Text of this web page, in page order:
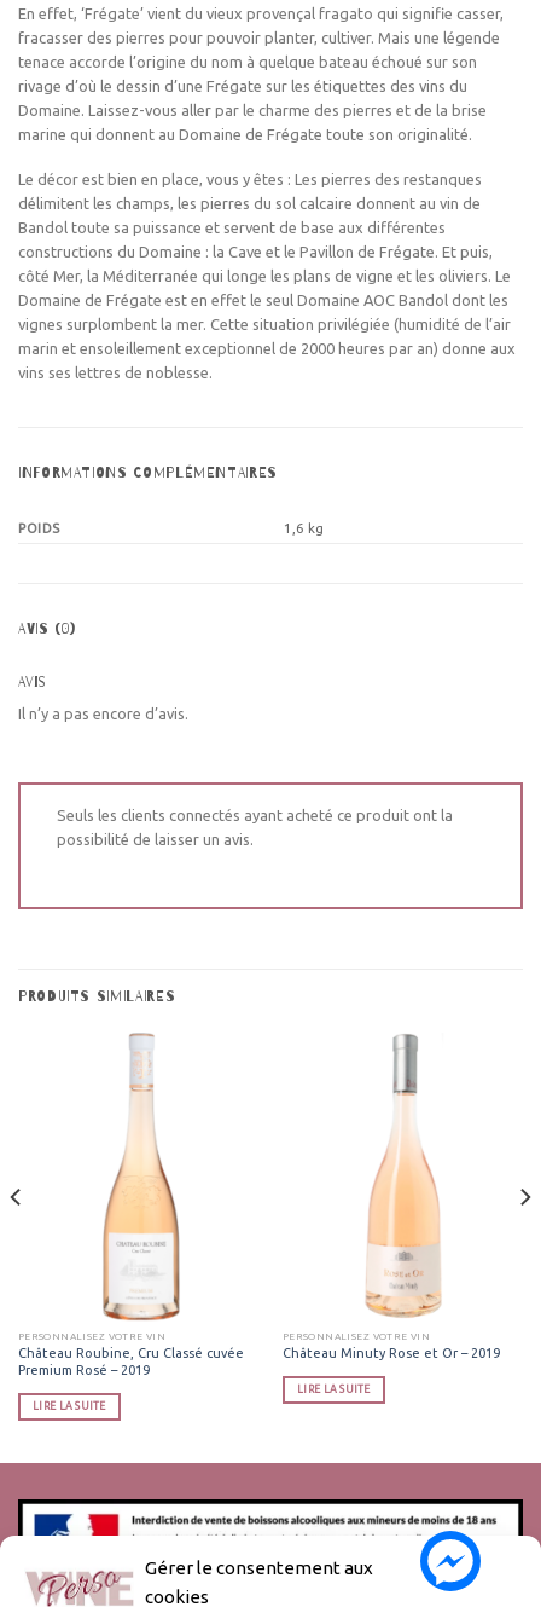
Gérer le consentement aux
cookies
En effet, ‘Frégate’ vient du vieux provençal fragato qui signifie casser,
fracasser des pierres pour pouvoir planter, cultiver. Mais une légende
tenace accorde l’origine du nom à quelque bateau échoué sur son
rivage d’où le dessin d’une Frégate sur les étiquettes des vins du
Domaine. Laissez-vous aller par le charme des pierres et de la brise
marine qui donnent au Domaine de Frégate toute son originalité.
Le décor est bien en place, vous y êtes : Les pierres des restanques
délimitent les champs, les pierres du sol calcaire donnent au vin de
Bandol toute sa puissance et servent de base aux différentes
constructions du Domaine : la Cave et le Pavillon de Frégate. Et puis,
côté Mer, la Méditerranée qui longe les plans de vigne et les oliviers. Le
Domaine de Frégate est en effet le seul Domaine AOC Bandol dont les
vignes surplombent la mer. Cette situation privilégiée (humidité de l’air
marin et ensoleillement exceptionnel de 2000 heures par an) donne aux
vins ses lettres de noblesse.
INFORMATIONS COMPLÉMENTAIRES
POIDS 1,6 kg
AVIS (0)
Avis
Il n’y a pas encore d’avis.
Seuls les clients connectés ayant acheté ce produit ont la
possibilité de laisser un avis.
PRODUITS SIMILAIRES
PERSONNALISEZ VOTRE VIN
Château Roubine, Cru Classé cuvée
Premium Rosé – 2019
LIRE LA SUITE
PERSONNALISEZ VOTRE VIN
Château Minuty Rose et Or – 2019
LIRE LA SUITE